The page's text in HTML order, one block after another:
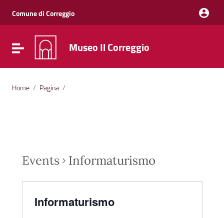
Vai al menu di navigazione
Vai al footer
Comune di Correggio
Attiva / disattiva la navigazione
Museo Il Correggio
Home / Pagina /
Events Informaturismo
Informaturismo